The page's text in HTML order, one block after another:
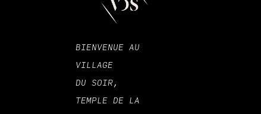
BIENVENUE AU
VILLAGE
DU SOIR,
TEMPLE DE LA